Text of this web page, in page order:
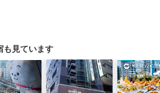
も見ています